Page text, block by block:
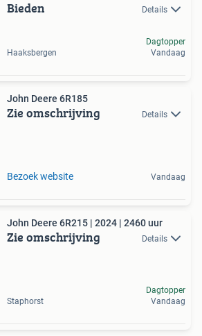
Bieden Details
Haaksbergen
Dagtopper
Vandaag
John Deere 6R185
Zie omschrijving Details
Bezoek website Vandaag
John Deere 6R215 | 2024 | 2460 uur
Zie omschrijving Details
Staphorst
Dagtopper
Vandaag